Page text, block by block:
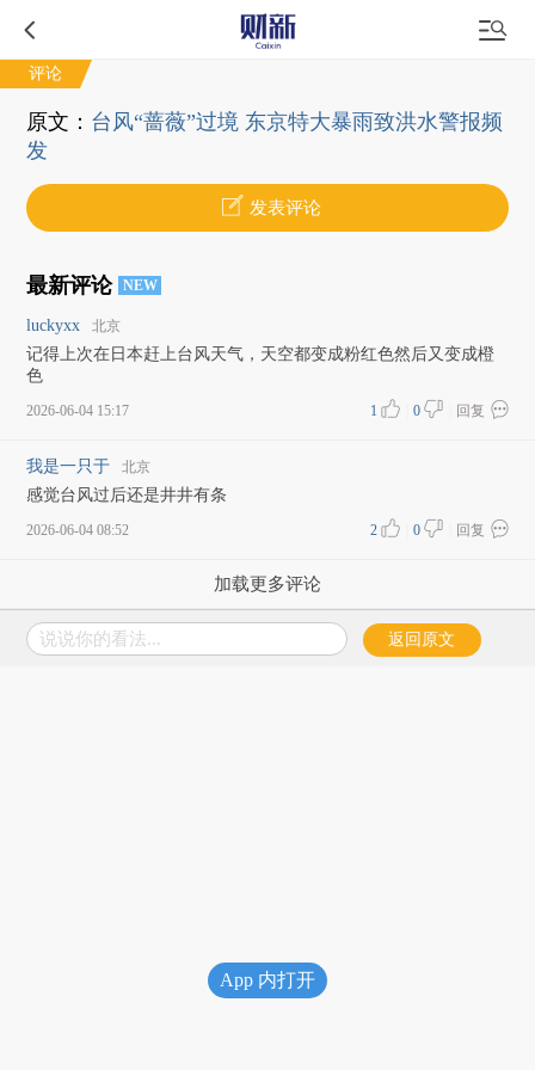
评论
原文： 台风“蔷薇”过境 东京特大暴雨致洪水警报频
发
发表评论
最新评论 NEW
luckyxx 北京
记得上次在日本赶上台风天气，天空都变成粉红色然后又变成橙
色
2026-06-04 15:17 回复
0
1
我是一只于 北京
感觉台风过后还是井井有条
2026-06-04 08:52 回复
0
2
加载更多评论
说说你的看法... 返回原文
App 内打开